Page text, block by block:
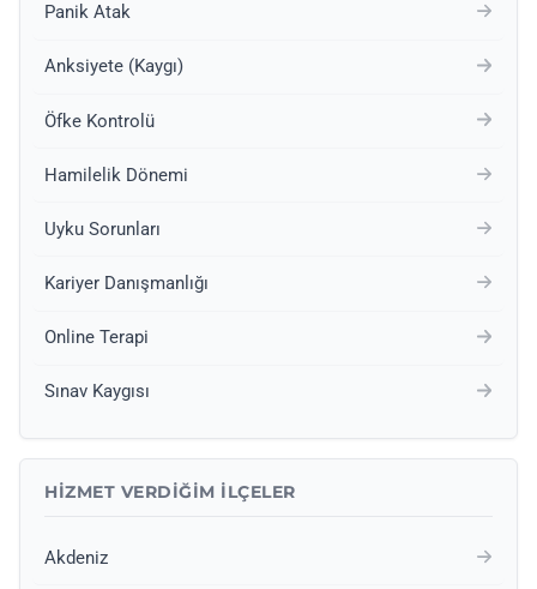
Panik Atak
Anksiyete (Kaygı)
Öfke Kontrolü
Hamilelik Dönemi
Uyku Sorunları
Kariyer Danışmanlığı
Online Terapi
Sınav Kaygısı
HIZMET VERDIĞIM İLÇELER
Akdeniz